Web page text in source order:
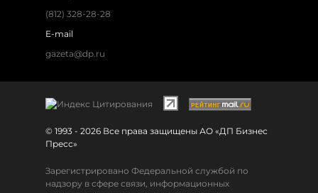
(812) 328-28-28
E-mail
gazeta@dp.ru
© 1993 - 2026 Все права защищены АО «ДП Бизнес
Пресс»
Зарегистрировано Федеральной службой по
надзору в сфере связи, информационных